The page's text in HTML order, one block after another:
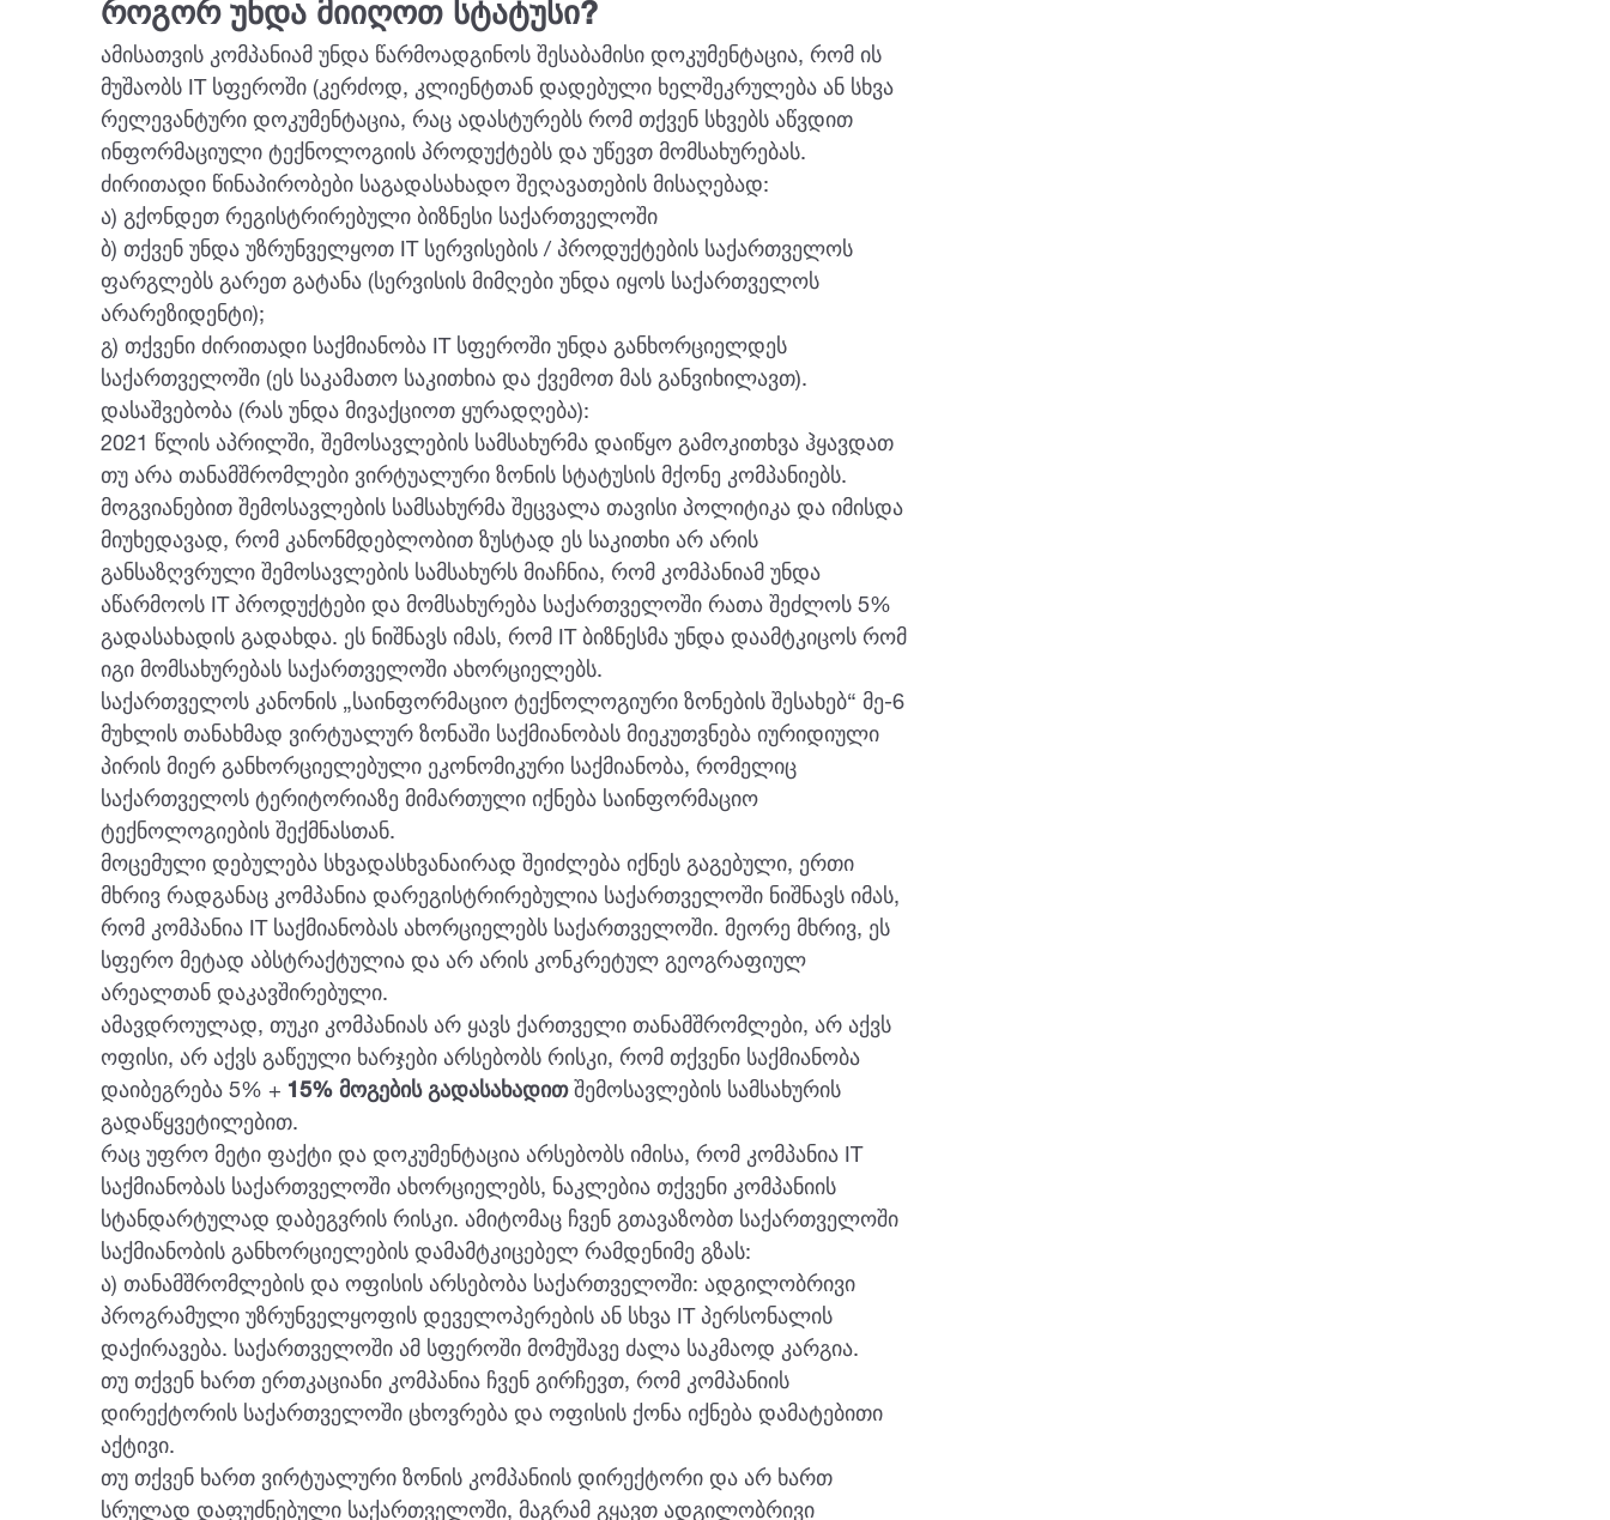
როგორ უნდა მიიღოთ სტატუსი?
ამისათვის კომპანიამ უნდა წარმოადგინოს შესაბამისი დოკუმენტაცია, რომ ის
მუშაობს IT სფეროში (კერძოდ, კლიენტთან დადებული ხელშეკრულება ან სხვა
რელევანტური დოკუმენტაცია, რაც ადასტურებს რომ თქვენ სხვებს აწვდით
ინფორმაციული ტექნოლოგიის პროდუქტებს და უწევთ მომსახურებას.
ძირითადი წინაპირობები საგადასახადო შეღავათების მისაღებად:
ა) გქონდეთ რეგისტრირებული ბიზნესი საქართველოში
ბ) თქვენ უნდა უზრუნველყოთ IT სერვისების / პროდუქტების საქართველოს
ფარგლებს გარეთ გატანა (სერვისის მიმღები უნდა იყოს საქართველოს
არარეზიდენტი);
გ) თქვენი ძირითადი საქმიანობა IT სფეროში უნდა განხორციელდეს
საქართველოში (ეს საკამათო საკითხია და ქვემოთ მას განვიხილავთ).
დასაშვებობა (რას უნდა მივაქციოთ ყურადღება):
2021 წლის აპრილში, შემოსავლების სამსახურმა დაიწყო გამოკითხვა ჰყავდათ
თუ არა თანამშრომლები ვირტუალური ზონის სტატუსის მქონე კომპანიებს.
მოგვიანებით შემოსავლების სამსახურმა შეცვალა თავისი პოლიტიკა და იმისდა
მიუხედავად, რომ კანონმდებლობით ზუსტად ეს საკითხი არ არის
განსაზღვრული შემოსავლების სამსახურს მიაჩნია, რომ კომპანიამ უნდა
აწარმოოს IT პროდუქტები და მომსახურება საქართველოში რათა შეძლოს 5%
გადასახადის გადახდა. ეს ნიშნავს იმას, რომ IT ბიზნესმა უნდა დაამტკიცოს რომ
იგი მომსახურებას საქართველოში ახორციელებს.
საქართველოს კანონის „საინფორმაციო ტექნოლოგიური ზონების შესახებ“ მე-6
მუხლის თანახმად ვირტუალურ ზონაში საქმიანობას მიეკუთვნება იურიდიული
პირის მიერ განხორციელებული ეკონომიკური საქმიანობა, რომელიც
საქართველოს ტერიტორიაზე მიმართული იქნება საინფორმაციო
ტექნოლოგიების შექმნასთან.
მოცემული დებულება სხვადასხვანაირად შეიძლება იქნეს გაგებული, ერთი
მხრივ რადგანაც კომპანია დარეგისტრირებულია საქართველოში ნიშნავს იმას,
რომ კომპანია IT საქმიანობას ახორციელებს საქართველოში. მეორე მხრივ, ეს
სფერო მეტად აბსტრაქტულია და არ არის კონკრეტულ გეოგრაფიულ
არეალთან დაკავშირებული.
ამავდროულად, თუკი კომპანიას არ ყავს ქართველი თანამშრომლები, არ აქვს
ოფისი, არ აქვს გაწეული ხარჯები არსებობს რისკი, რომ თქვენი საქმიანობა
დაიბეგრება 5% + 15% მოგების გადასახადითშემოსავლების სამსახურის
გადაწყვეტილებით.
რაც უფრო მეტი ფაქტი და დოკუმენტაცია არსებობს იმისა, რომ კომპანია IT
საქმიანობას საქართველოში ახორციელებს, ნაკლებია თქვენი კომპანიის
სტანდარტულად დაბეგვრის რისკი. ამიტომაც ჩვენ გთავაზობთ საქართველოში
საქმიანობის განხორციელების დამამტკიცებელ რამდენიმე გზას:
ა) თანამშრომლების და ოფისის არსებობა საქართველოში: ადგილობრივი
პროგრამული უზრუნველყოფის დეველოპერების ან სხვა IT პერსონალის
დაქირავება. საქართველოში ამ სფეროში მომუშავე ძალა საკმაოდ კარგია.
თუ თქვენ ხართ ერთკაციანი კომპანია ჩვენ გირჩევთ, რომ კომპანიის
დირექტორის საქართველოში ცხოვრება და ოფისის ქონა იქნება დამატებითი
აქტივი.
თუ თქვენ ხართ ვირტუალური ზონის კომპანიის დირექტორი და არ ხართ
სრულად დაფუძნებული საქართველოში, მაგრამ გყავთ ადგილობრივი